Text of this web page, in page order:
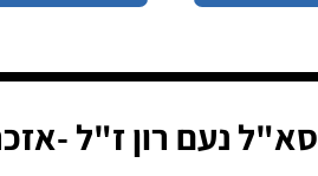
סא"ל נעם רון ז"ל -